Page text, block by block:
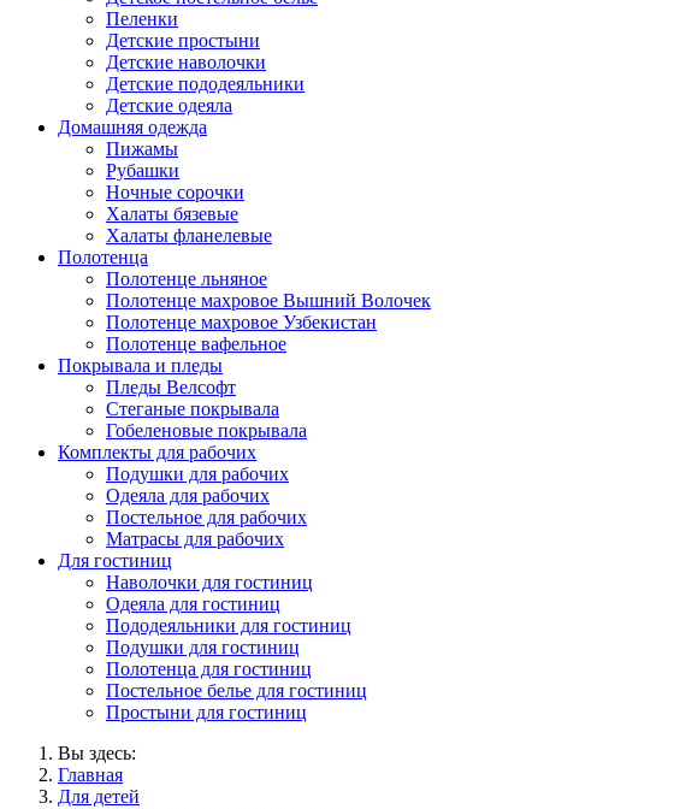
Пеленки
Детские простыни
Детские наволочки
Детские пододеяльники
Детские одеяла
Домашняя одежда
Пижамы
Рубашки
Ночные сорочки
Халаты бязевые
Халаты фланелевые
Полотенца
Полотенце льняное
Полотенце махровое Вышний Волочек
Полотенце махровое Узбекистан
Полотенце вафельное
Покрывала и пледы
Пледы Велсофт
Стеганые покрывала
Гобеленовые покрывала
Комплекты для рабочих
Подушки для рабочих
Одеяла для рабочих
Постельное для рабочих
Матрасы для рабочих
Для гостиниц
Наволочки для гостиниц
Одеяла для гостиниц
Пододеяльники для гостиниц
Подушки для гостиниц
Полотенца для гостиниц
Постельное белье для гостиниц
Простыни для гостиниц
Вы здесь:
Главная
Для детей